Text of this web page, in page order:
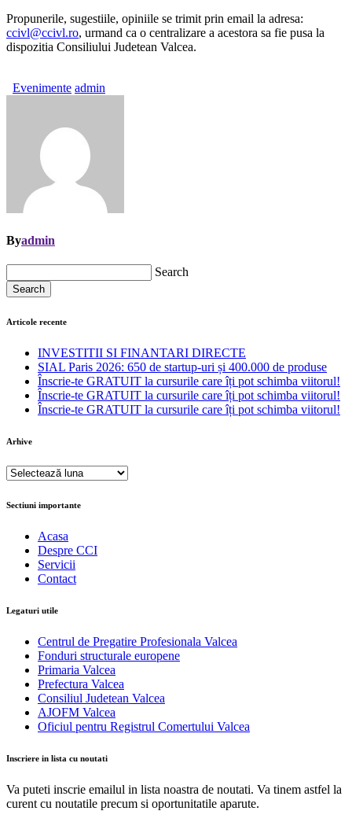
Propunerile, sugestiile, opiniile se trimit prin email la adresa:
ccivl@ccivl.ro, urmand ca o centralizare a acestora sa fie pusa la
dispozitia Consiliului Judetean Valcea.
Evenimente admin
Byadmin
Search
Search
Articole recente
INVESTITII SI FINANTARI DIRECTE
SIAL Paris 2026: 650 de startup-uri și 400.000 de produse
Înscrie-te GRATUIT la cursurile care îți pot schimba viitorul!
Înscrie-te GRATUIT la cursurile care îți pot schimba viitorul!
Înscrie-te GRATUIT la cursurile care îți pot schimba viitorul!
Arhive
Arhive
Sectiuni importante
Acasa
Despre CCI
Servicii
Contact
Legaturi utile
Centrul de Pregatire Profesionala Valcea
Fonduri structurale europene
Primaria Valcea
Prefectura Valcea
Consiliul Judetean Valcea
AJOFM Valcea
Oficiul pentru Registrul Comertului Valcea
Inscriere in lista cu noutati
Va puteti inscrie emailul in lista noastra de noutati. Va tinem astfel la
curent cu noutatile precum si oportunitatile aparute.